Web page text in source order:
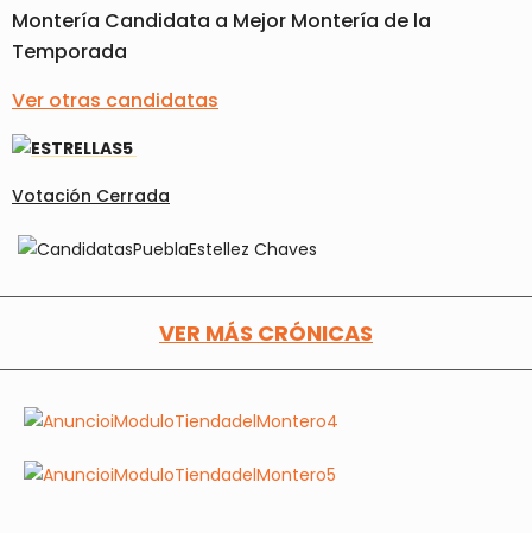
Montería Candidata a Mejor Montería de la
Temporada
Ver otras candidatas
Votación Cerrada
VER MÁS CRÓNICAS